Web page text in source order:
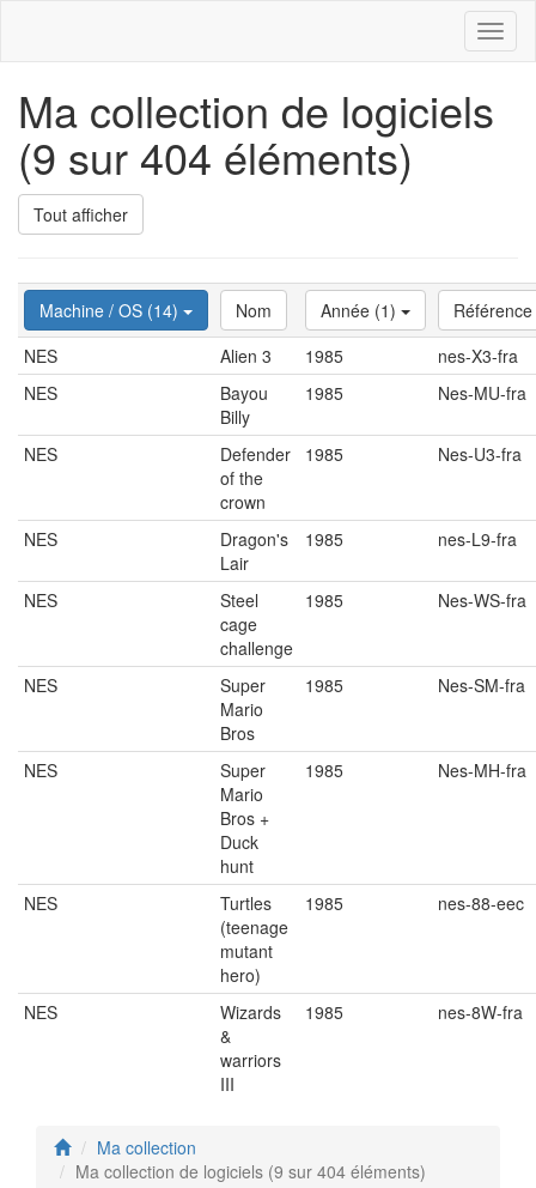
Ma collection de logiciels
(9 sur 404 éléments)
Tout afficher
Machine / OS (14) Nom Année (1)
Référence
NES
Alien 3 1985
nes-X3-fra
NES
Bayou
Billy
1985 Nes-MU-fra
NES
Defender
of the
crown
1985 Nes-U3-fra
NES
Dragon's
Lair
1985 nes-L9-fra
NES
Steel
cage
challenge
1985 Nes-WS-fra
NES
Super
Mario
Bros
1985 Nes-SM-fra
NES
Super
Mario
Bros +
Duck
hunt
1985 Nes-MH-fra
NES
Turtles
(teenage
mutant
hero)
1985 nes-88-eec
NES
Wizards
&
warriors
III
1985 nes-8W-fra
Ma collection
Ma collection de logiciels (9 sur 404 éléments)